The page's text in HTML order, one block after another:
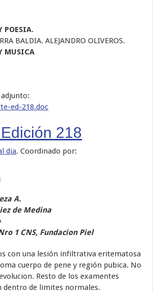
POESIA.
BALDIA. ALEJANDRO OLIVEROS.
MUSICA
ed-218.doc
218
dia. Coordinado por:
A.
de Medina
1 CNS, Fundacion Piel
con una lesión infiltrativa eritematosa
cuerpo de pene y región pubica. No
Resto de los examentes
dentro de limites normales.